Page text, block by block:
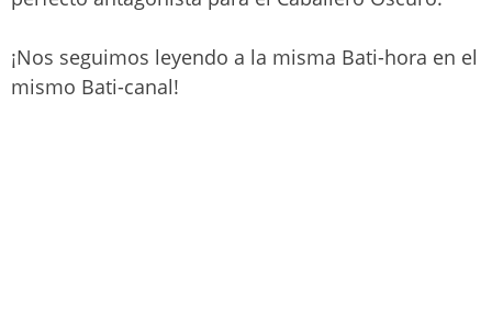
¡Nos seguimos leyendo a la misma Bati-hora en el
mismo Bati-canal!